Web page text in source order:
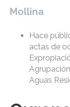
Mollina
Hace
actas de
Aguas